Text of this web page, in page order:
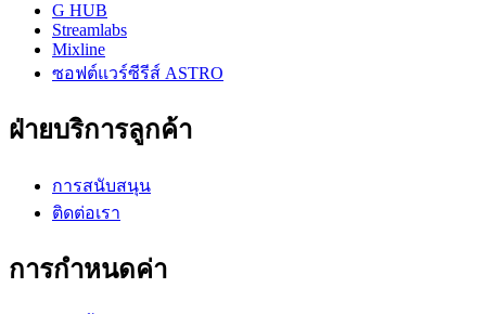
G HUB
Streamlabs
Mixline
ซอฟต์แวร์ซีรีส์ ASTRO
ฝ่ายบริการลูกค้า
การสนับสนุน
ติดต่อเรา
การกำหนดค่า